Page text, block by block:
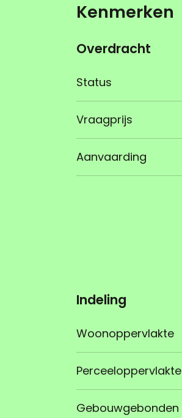
Kenmerken
Overdracht
Status
Vraagprijs
Aanvaarding
Indeling
Woonoppervlakte
Perceeloppervlakte
Gebouwgebonden